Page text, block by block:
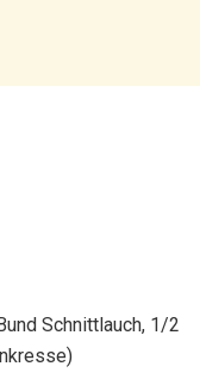
Schnittlauch, 1/2